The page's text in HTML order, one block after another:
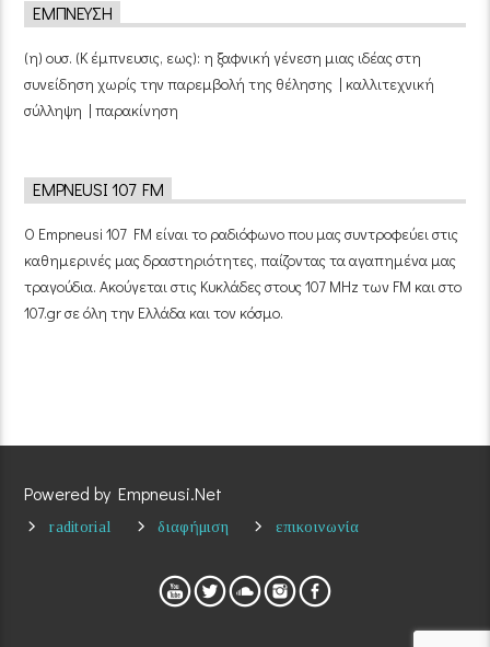
ΈΜΠΝΕΥΣΗ
(η) ουσ. (Κ έμπνευσις, εως): η ξαφνική γένεση μιας ιδέας στη
συνείδηση χωρίς την παρεμβολή της θέλησης | καλλιτεχνική
σύλληψη | παρακίνηση
EMPNEUSI 107 FM
Ο Empneusi 107 FM είναι το ραδιόφωνο που μας συντροφεύει στις
καθημερινές μας δραστηριότητες, παίζοντας τα αγαπημένα μας
τραγούδια. Ακούγεται στις Κυκλάδες στους 107 MHz των FM και στο
107.gr σε όλη την Ελλάδα και τον κόσμο.
Powered by Empneusi.Net
raditorial διαφήμιση επικοινωνία